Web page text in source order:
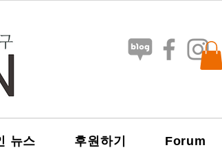
뉴스 후원하기 Forum